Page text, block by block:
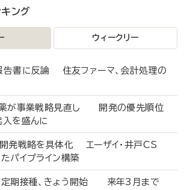
キング
ウィークリー
告書に反論 住友ファーマ、会計処理の
薬が事業戦略見直し 開発の優先順位
入を盛んに
発戦略を具体化 エーザイ・井戸CS
パイプライン構築
定期接種、きょう開始 来年3月まで